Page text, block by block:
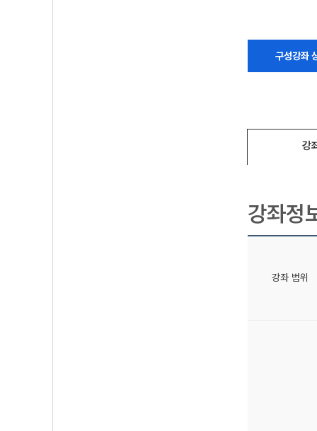
구성강좌
강
강좌정
강좌 범위